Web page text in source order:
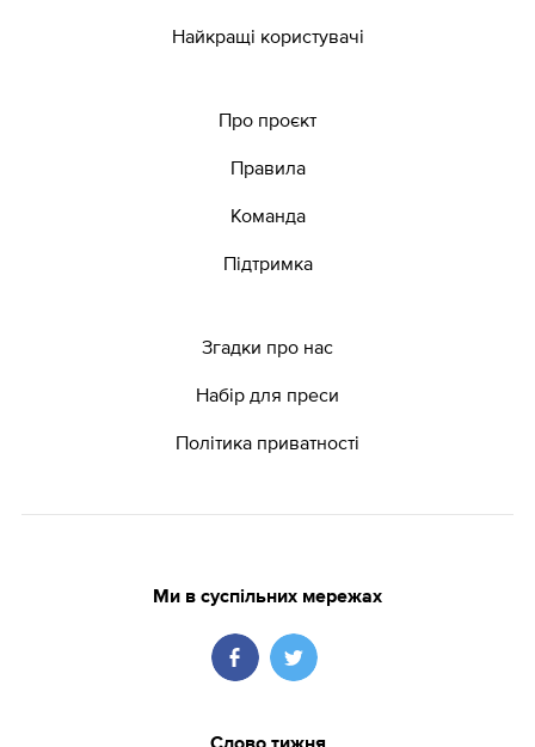
Найкращі користувачі
Про проєкт
Правила
Команда
Підтримка
Згадки про нас
Набір для преси
Політика приватності
Ми в суспільних мережах